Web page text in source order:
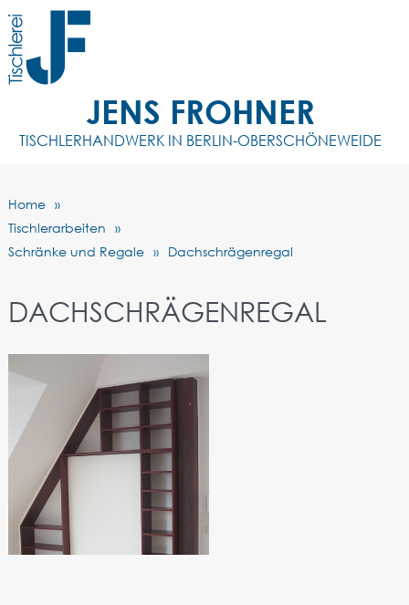
JENS FROHNER
TISCHLERHANDWERK IN BERLIN-OBERSCHÖNEWEIDE
Home
Tischlerarbeiten
Schränke und Regale
Dachschrägenregal
DACHSCHRÄGENREGAL